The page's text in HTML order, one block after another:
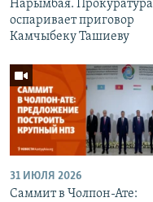
Нарымбая. Прокуратура
оспаривает приговор
Камчыбеку Ташиеву
31 ИЮЛЯ 2026
Саммит в Чолпон-Ате: